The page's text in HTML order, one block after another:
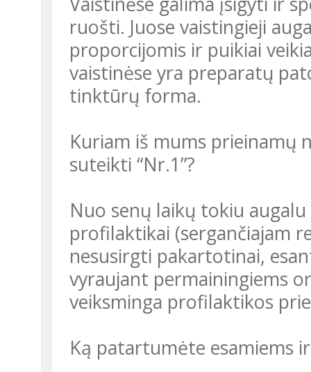
ruošti. Juose vaistingieji
proporcijomis ir puikiai
vaistinėse yra preparatų
tinktūrų forma.
Kuriam iš mums
suteikti “Nr.1”?
Nuo senų laikų tokiu
profilaktikai (sergančiajam
nesusirgti pakartotinai,
vyraujant permainingiems
veiksminga profilaktikos
Ką patartumėte esamiems